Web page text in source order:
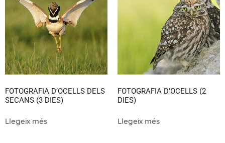
FOTOGRAFIA D’OCELLS DELS
SECANS (3 DIES)
Llegeix més
FOTOGRAFIA D’OCELLS (2
DIES)
Llegeix més